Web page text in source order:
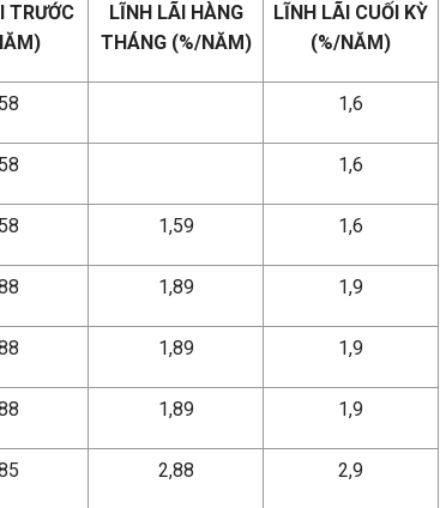
TRƯỚC
LĨNH LÃI HÀNG
THÁNG (%/NĂM)
LĨNH LÃI CUỐI KỲ
(%/NĂM)
1,6
1,6
1,59 1,6
1,89 1,9
1,89 1,9
1,89 1,9
2,88 2,9